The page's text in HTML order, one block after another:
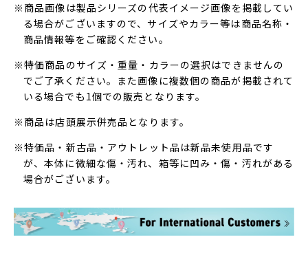
※商品画像は製品シリーズの代表イメージ画像を掲載してい
る場合がございますので、サイズやカラー等は商品名称・
商品情報等をご確認ください。
※特価商品のサイズ・重量・カラーの選択はできませんの
でご了承ください。また画像に複数個の商品が掲載されて
いる場合でも1個での販売となります。
※商品は店頭展示併売品となります。
※特価品・新古品・アウトレット品は新品未使用品です
が、本体に微細な傷・汚れ、箱等に凹み・傷・汚れがある
場合がございます。